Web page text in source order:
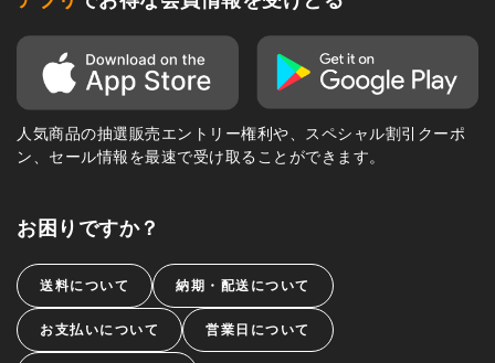
人気商品の抽選販売エントリー権利や、スペシャル割引クーポ
ン、セール情報を最速で受け取ることができます。
お困りですか？
送料について 納期・配送について
お支払いについて 営業日について